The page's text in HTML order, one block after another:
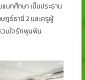
บกศึกษา เป็นประธาน
ฎร์ธานี 2 และครูผู้
วมใจรักพุนพิน